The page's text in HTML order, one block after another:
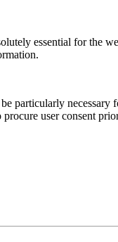
essential for the
particularly necessary
user consent